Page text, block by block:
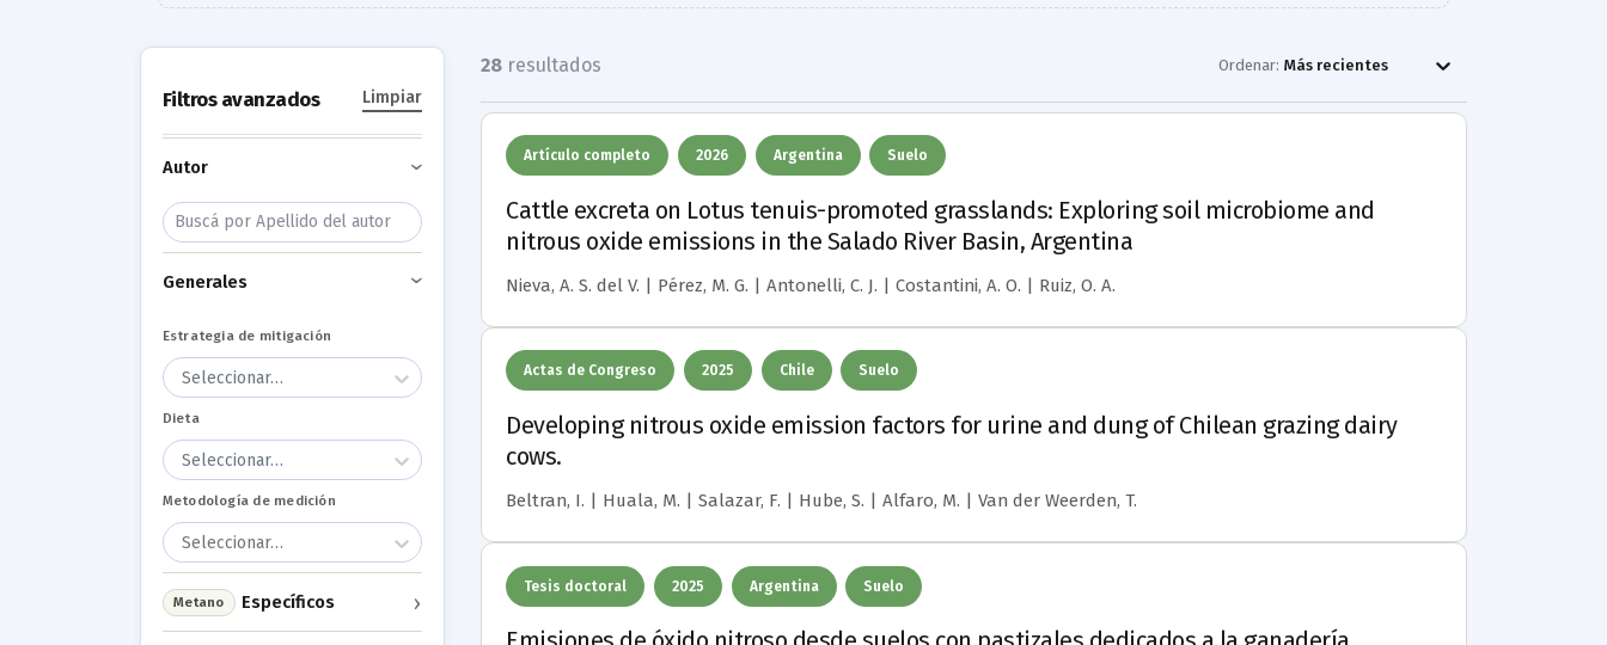
Filtros avanzados Limpiar
Autor ›
Generales ›
Estrategia de mitigación
Seleccionar…
Dieta
Seleccionar…
Metodología de medición
Seleccionar…
Metano Específicos ›
28 resultados Ordenar: Más recientes
Artículo completo 2026 Argentina Suelo
Cattle excreta on Lotus tenuis-promoted grasslands: Exploring soil microbiome and
nitrous oxide emissions in the Salado River Basin, Argentina
Nieva, A. S. del V. | Pérez, M. G. | Antonelli, C. J. | Costantini, A. O. | Ruiz, O. A.
Actas de Congreso 2025 Chile Suelo
Developing nitrous oxide emission factors for urine and dung of Chilean grazing dairy
cows.
Beltran, I. | Huala, M. | Salazar, F. | Hube, S. | Alfaro, M. | Van der Weerden, T.
Tesis doctoral 2025 Argentina Suelo